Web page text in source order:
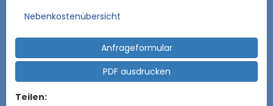
Nebenkostenübersicht
Anfrageformular
PDF ausdrucken
Teilen: